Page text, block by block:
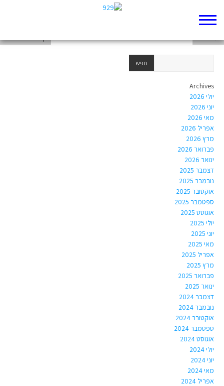
Archives
יולי 2026
יוני 2026
מאי 2026
אפריל 2026
מרץ 2026
פברואר 2026
ינואר 2026
דצמבר 2025
נובמבר 2025
אוקטובר 2025
ספטמבר 2025
אוגוסט 2025
יולי 2025
יוני 2025
מאי 2025
אפריל 2025
מרץ 2025
פברואר 2025
ינואר 2025
דצמבר 2024
נובמבר 2024
אוקטובר 2024
ספטמבר 2024
אוגוסט 2024
יולי 2024
יוני 2024
מאי 2024
אפריל 2024